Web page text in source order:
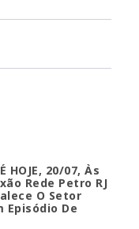
HOJE, 20/07, Às
Rede Petro RJ
O Setor
Episódio De